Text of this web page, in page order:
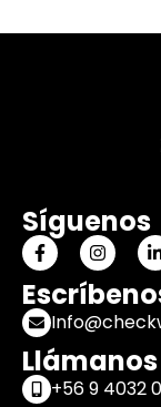
Síguenos
Llámanos
+56 9 4032